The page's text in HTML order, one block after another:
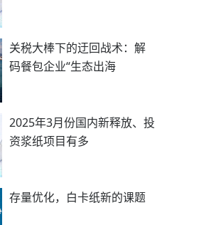
关税大棒下的迂回战术：解
码餐包企业“生态出海
2025年3月份国内新释放、投
资浆纸项目有多
存量优化，白卡纸新的课题